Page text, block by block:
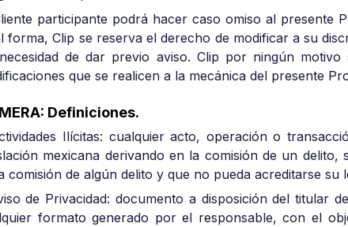
participante podrá hacer caso omiso al presente
forma, Clip se reserva el derecho de modificar a su
de dar previo aviso. Clip por ningún
que se realicen a la mecánica del presente
Definiciones.
Ilícitas: cualquier acto, operación o
mexicana derivando en la comisión de un
comisión de algún delito y que no pueda acreditarse su
de Privacidad: documento a disposición del titular
formato generado por el responsable, con el